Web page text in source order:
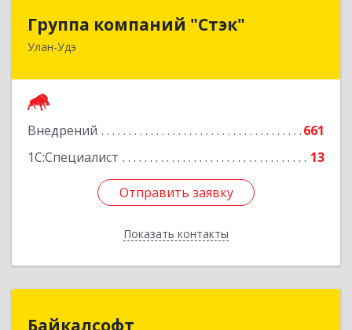
Группа компаний "Стэк"
Улан-Удэ
Внедрений
661
1С:Специалист
13
Отправить заявку
Показать контакты
Группа компаний "Стэк"
670000, Бурятия Респ, Улан-Удэ г, Советская ул,
Отправить заявку
Назад
Байкалсофт